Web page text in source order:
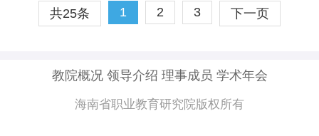
共25条 1 2 3 下一页
教院概况 领导介绍 理事成员 学术年会
海南省职业教育研究院版权所有